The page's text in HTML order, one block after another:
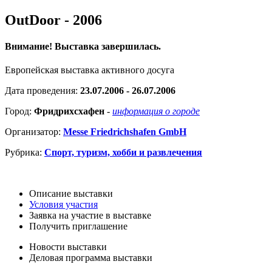
OutDoor - 2006
Внимание! Выставка завершилась.
Европейская выставка активного досуга
Дата проведения: 23.07.2006 - 26.07.2006
Город: Фридрихсхафен - информация о городе
Организатор: Messe Friedrichshafen GmbH
Рубрика: Спорт, туризм, хобби и развлечения
Описание выставки
Условия участия
Заявка на участие в выставке
Получить приглашение
Новости выставки
Деловая программа выставки